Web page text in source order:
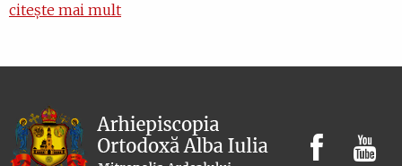
citește mai mult